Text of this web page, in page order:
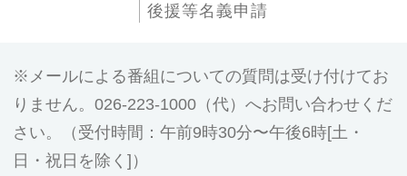
後援等名義申請
メールによる番組についての質問は受け付けてお
りません。026-223-1000（代）へお問い合わせくだ
さい。（受付時間：午前9時30分〜午後6時[土・
日・祝日を除く]）